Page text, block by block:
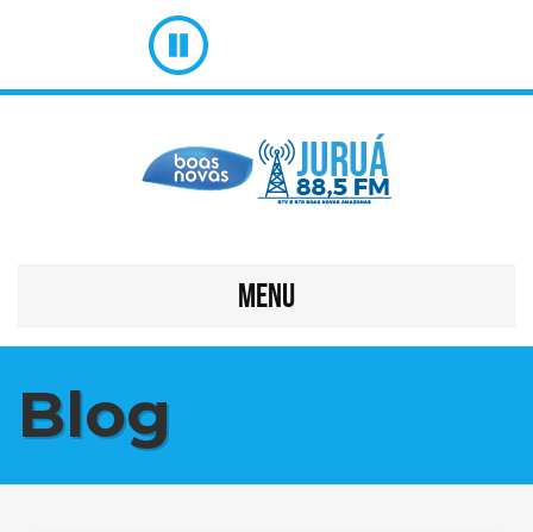
MENU
Blog